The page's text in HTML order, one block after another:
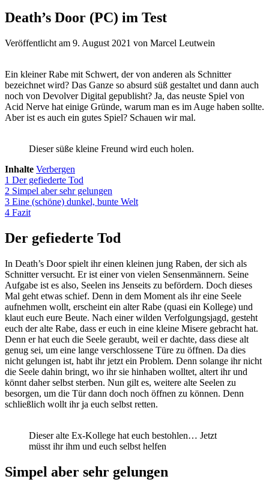
Death’s Door (PC) im Test
Veröffentlicht am 9. August 2021 von Marcel Leutwein
Ein kleiner Rabe mit Schwert, der von anderen als Schnitter
bezeichnet wird? Das Ganze so absurd süß gestaltet und dann auch
noch von Devolver Digital gepublisht? Ja, das neuste Spiel von
Acid Nerve hat einige Gründe, warum man es im Auge haben sollte.
Aber ist es auch ein gutes Spiel? Schauen wir mal.
Dieser süße kleine Freund wird euch holen.
Inhalte Verbergen
1 Der gefiederte Tod
2 Simpel aber sehr gelungen
3 Eine (schöne) dunkel, bunte Welt
4 Fazit
Der gefiederte Tod
In Death’s Door spielt ihr einen kleinen jung Raben, der sich als
Schnitter versucht. Er ist einer von vielen Sensenmännern. Seine
Aufgabe ist es also, Seelen ins Jenseits zu befördern. Doch dieses
Mal geht etwas schief. Denn in dem Moment als ihr eine Seele
aufnehmen wollt, erscheint ein alter Rabe (quasi ein Kollege) und
klaut euch eure Beute. Nach einer wilden Verfolgungsjagd, gesteht
euch der alte Rabe, dass er euch in eine kleine Misere gebracht hat.
Denn er hat euch die Seele geraubt, weil er dachte, dass diese alt
genug sei, um eine lange verschlossene Türe zu öffnen. Da dies
nicht gelungen ist, habt ihr jetzt ein Problem. Denn solange ihr nicht
die Seele dahin bringt, wo ihr sie hinhaben wolltet, altert ihr und
könnt daher selbst sterben. Nun gilt es, weitere alte Seelen zu
besorgen, um die Tür dann doch noch öffnen zu können. Denn
schließlich wollt ihr ja euch selbst retten.
Dieser alte Ex-Kollege hat euch bestohlen… Jetzt
müsst ihr ihm und euch selbst helfen
Simpel aber sehr gelungen